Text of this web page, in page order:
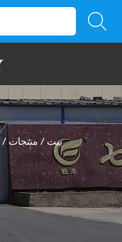
بيت / منتجات /